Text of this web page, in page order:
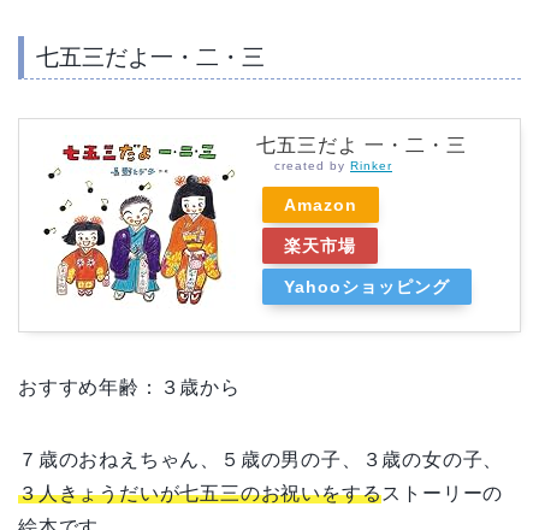
七五三だよ一・二・三
七五三だよ 一・二・三
created by Rinker
Amazon
楽天市場
Yahooショッピング
おすすめ年齢：３歳から
７歳のおねえちゃん、５歳の男の子、３歳の女の子、
３人きょうだいが七五三のお祝いをするストーリーの